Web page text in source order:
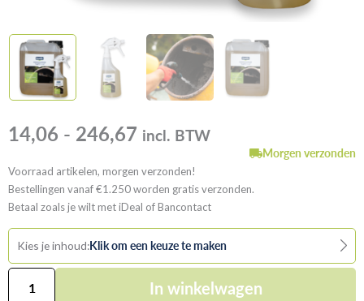
14,06 - 246,67 Prijsklasse:
14,06
246,67
incl. BTW
Morgen verzonden
Voorraad artikelen, morgen verzonden!
Bestellingen vanaf €1.250 worden gratis verzonden.
Betaal zoals je wilt met iDeal of Bancontact
Kies je inhoud:Klik om een keuze te maken
ROMFIX
Gereedschapsolie
In winkelwagen